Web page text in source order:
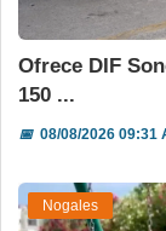
Ofrece DIF
150 ...
📅08/08/2026 09:31
Nogales